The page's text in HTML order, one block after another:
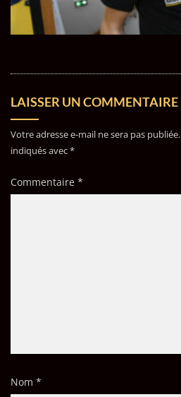
LAISSER UN COMMENTAIRE
Votre adresse e-mail ne sera pas publiée.
indiqués avec*
Commentaire *
Nom *